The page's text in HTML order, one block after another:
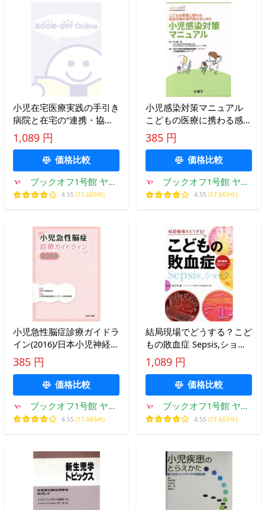
小児在宅医療実践の手引き
病院と在宅の“連携・協働”/
南條浩輝(著者),岩出るり子
(著者)
1,089 円
価格比較
ブックオフ1号館 ヤフ
ーショッピング店
4.55 (17,665件)
小児感染対策マニュアル
こどもの医療に携わる感染
対策の専門家がまとめた/
日本小児総合医療施設協議
385 円
価格比較
ブックオフ1号館 ヤフ
ーショッピング店
4.55 (17,665件)
小児急性脳症診療ガイドラ
イン(2016)/日本小児神経学
会
385 円
価格比較
ブックオフ1号館 ヤフ
ーショッピング店
4.55 (17,665件)
結局現場でどうする？こど
もの敗血症 Sepsis,ショッ
ク/佐々木潤(著者)
1,089 円
価格比較
ブックオフ1号館 ヤフ
ーショッピング店
4.55 (17,665件)